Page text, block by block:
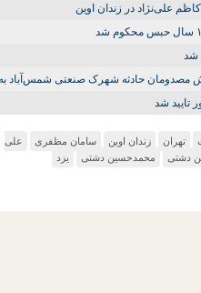
علی‌نژاد در زندان اوین
شد
تایید شد
تهران زندان اوین سامان مظفری
علی
دشتی محمدحسین دشتی یزد